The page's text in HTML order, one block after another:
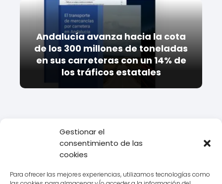
Gestionar el
consentimiento de las
cookies
Para ofrecer las mejores experiencias, utilizamos tecnologías como
Andalucía avanza hacia la cota
de los 300 millones de toneladas
en sus carreteras con un 14% de
los tráficos estatales
Camiones
Scania R450: ¿La mejor opción
para transportar mercancías? Opiniones y análisis detallado